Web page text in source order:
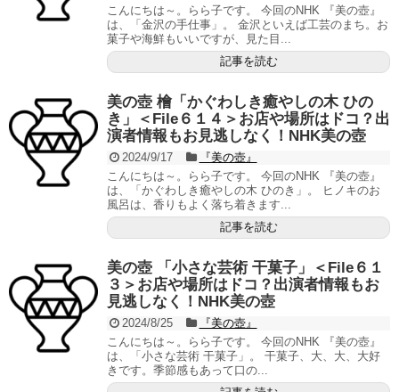
こんにちは～。らら子です。 今回のNHK 『美の壺』
は、「金沢の手仕事」。 金沢といえば工芸のまち。お
菓子や海鮮もいいですが、見た目...
記事を読む
美の壺 檜「かぐわしき癒やしの木 ひの
き」＜File６１４＞お店や場所はドコ？出
演者情報もお見逃しなく！NHK美の壺
2024/9/17
『美の壺』
こんにちは～。らら子です。 今回のNHK 『美の壺』
は、「かぐわしき癒やしの木 ひのき」。 ヒノキのお
風呂は、香りもよく落ち着きます...
記事を読む
美の壺 「小さな芸術 干菓子」＜File６１
３＞お店や場所はドコ？出演者情報もお
見逃しなく！NHK美の壺
2024/8/25
『美の壺』
こんにちは～。らら子です。 今回のNHK 『美の壺』
は、「小さな芸術 干菓子」。 干菓子、大、大、大好
きです。季節感もあって口の...